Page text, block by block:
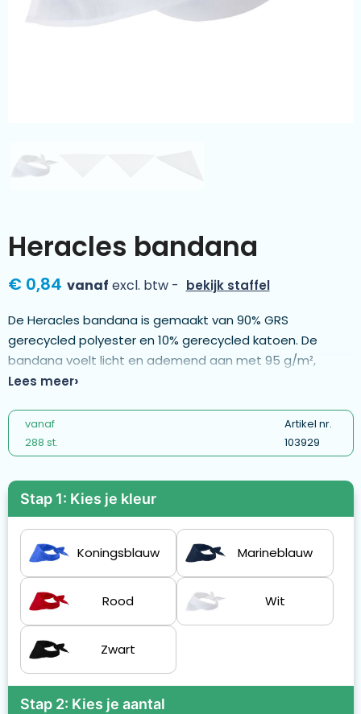
Kleding & textiel
Zomer
Heracles bandana
€ 0,84 vanaf excl. btw - bekijk staffel
De Heracles bandana is gemaakt van 90% GRS
gerecycled polyester en 10% gerecycled katoen. De
bandana voelt licht en ademend aan met 95 g/m²,
zodat je het het hele jaar door kunt dragen.
Lees meer
vanaf
288 st.
Artikel nr.
103929
Stap 1: Kies je kleur
Koningsblauw Marineblauw
Rood Wit
Zwart
Stap 2: Kies je aantal